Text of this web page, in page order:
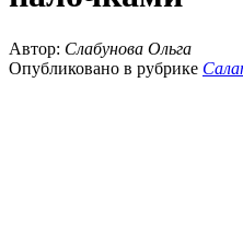
Автор: Слабунова Ольга
Опубликовано в рубрике